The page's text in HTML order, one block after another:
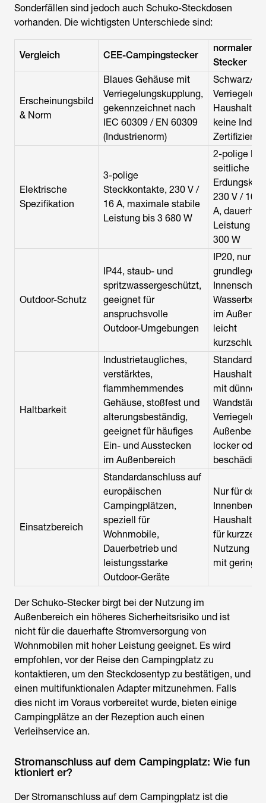
Sonderfällen sind jedoch auch Schuko-Steckdosen
vorhanden. Die wichtigsten Unterschiede sind:
Vergleich CEE-Campingstecker
normaler
Stecker
Erscheinungsbild
& Norm
Blaues Gehäuse mit
Verriegelungskupplung,
gekennzeichnet nach
IEC 60309 / EN 60309
(Industrienorm)
Schwarz/
keine
Elektrische
Spezifikation
3-polige
Steckkontakte, 230 V /
16 A, maximale stabile
Leistung bis 3 680 W
2-polige
seitliche
230 V / 10
A,
Leistung
300 W
Outdoor-Schutz
IP44, staub- und
spritzwassergeschützt,
geeignet für
anspruchsvolle
Outdoor-Umgebungen
IP20, nur
im
leicht
Haltbarkeit
Industrietaugliches,
verstärktes,
flammhemmendes
Gehäuse, stoßfest und
alterungsbeständig,
geeignet für häufiges
Ein- und Ausstecken
im Außenbereich
Standard-
mit dünner
locker oder
beschädigt
Einsatzbereich
Standardanschluss auf
europäischen
Campingplätzen,
speziell für
Wohnmobile,
Dauerbetrieb und
leistungsstarke
Outdoor-Geräte
Nur für den
Haushalten
für
Nutzung
mit
Der Schuko-Stecker birgt bei der Nutzung im
Außenbereich ein höheres Sicherheitsrisiko und ist
nicht für die dauerhafte Stromversorgung von
Wohnmobilen mit hoher Leistung geeignet. Es wird
empfohlen, vor der Reise den Campingplatz zu
kontaktieren, um den Steckdosentyp zu bestätigen, und
einen multifunktionalen Adapter mitzunehmen. Falls
dies nicht im Voraus vorbereitet wurde, bieten einige
Campingplätze an der Rezeption auch einen
Verleihservice an.
Stromanschluss auf dem Campingplatz: Wie fun
ktioniert er?
DerStromanschluss auf dem Campingplatz ist die